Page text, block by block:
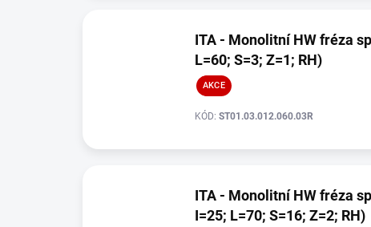
ITA - Monolitní HW fréza
L=60; S=3; Z=1; RH)
AKCE
KÓD: ST01.03.012.060.03R
ITA - Monolitní HW fréza
I=25; L=70; S=16; Z=2; RH)